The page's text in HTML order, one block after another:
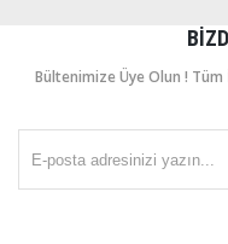
Bültenimize Üye Olun !